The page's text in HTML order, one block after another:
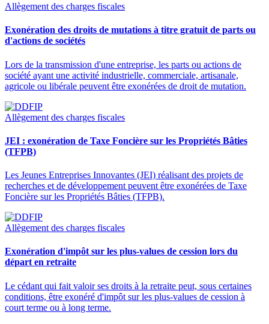
Allègement des charges fiscales
Exonération des droits de mutations à titre gratuit de parts ou
d'actions de sociétés
Lors de la transmission d'une entreprise, les parts ou actions de
société ayant une activité industrielle, commerciale, artisanale,
agricole ou libérale peuvent être exonérées de droit de mutation.
Allègement des charges fiscales
JEI : exonération de Taxe Foncière sur les Propriétés Bâties
(TFPB)
Les Jeunes Entreprises Innovantes (JEI) réalisant des projets de
recherches et de développement peuvent être exonérées de Taxe
Foncière sur les Propriétés Bâties (TFPB).
Allègement des charges fiscales
Exonération d'impôt sur les plus-values de cession lors du
départ en retraite
Le cédant qui fait valoir ses droits à la retraite peut, sous certaines
conditions, être exonéré d'impôt sur les plus-values de cession à
court terme ou à long terme.